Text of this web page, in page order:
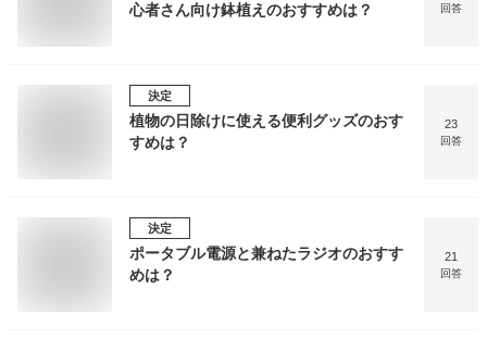
心者さん向け鉢植えのおすすめは？
回答
決定
植物の日除けに使える便利グッズのおす
すめは？
23
回答
決定
ポータブル電源と兼ねたラジオのおすす
めは？
21
回答